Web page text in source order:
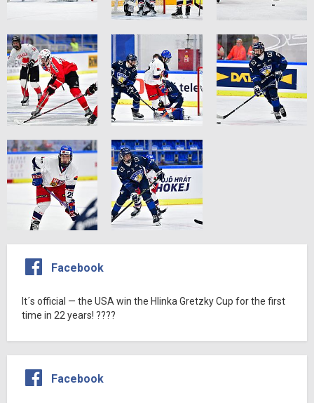
Facebook
It´s official — the USA win the Hlinka Gretzky Cup for the first
time in 22 years! ????
Facebook